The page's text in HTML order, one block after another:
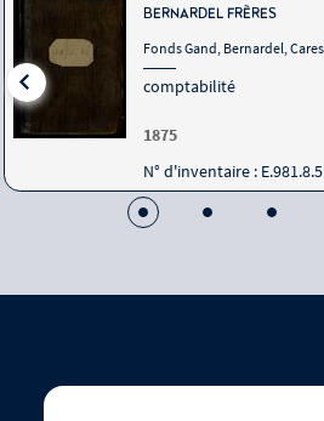
BERNARDEL FRÈRES
Fonds Gand, Bernardel,
comptabilité
1875
N° d'inventaire : E.981.8.5